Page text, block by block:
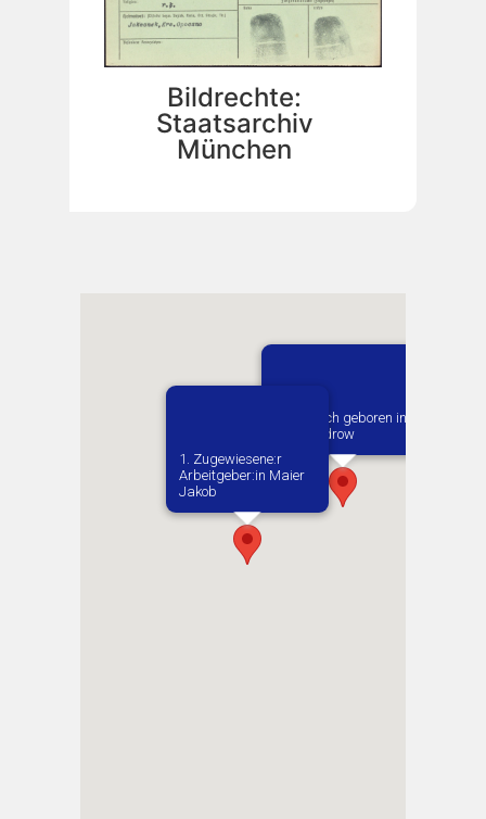
Bildrechte:
Staatsarchiv
München
Vermutlich geboren in
Aleksandrow
1. Zugewiesene:r
Arbeitgeber:in​ Maier
Jakob